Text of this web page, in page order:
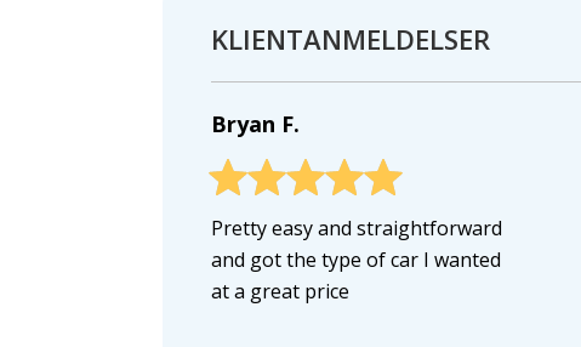
KLIENTANMELDELSER
Bryan F.
Pretty easy and straightforward
and got the type of car I wanted
at a great price